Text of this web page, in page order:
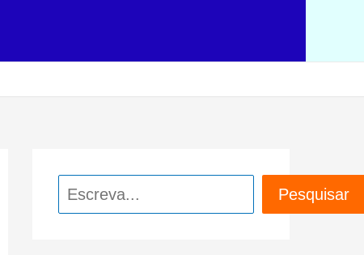
Pesquisar Pesquisar